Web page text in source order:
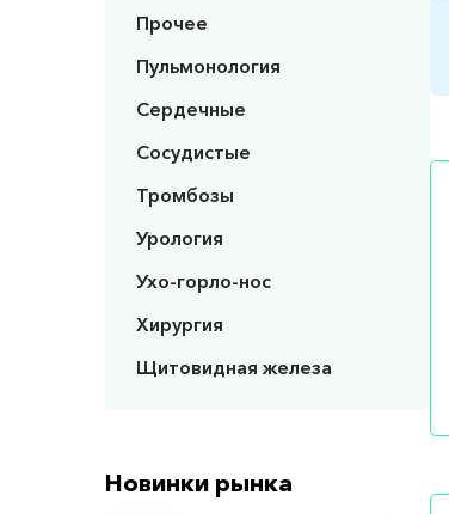
Прочее
Пульмонология
Сердечные
Сосудистые
Тромбозы
Урология
Ухо-горло-нос
Хирургия
Щитовидная железа
Новинки рынка